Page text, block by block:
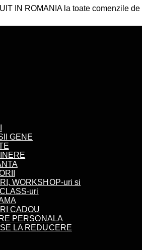
IN ROMANIA la toate comenzile de
GENE
WORKSHOP-uri si
uri
CADOU
PERSONALA
LA REDUCERE